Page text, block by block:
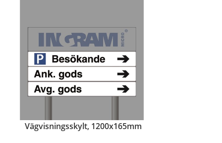
Vägvisningsskylt, 1200x165mm